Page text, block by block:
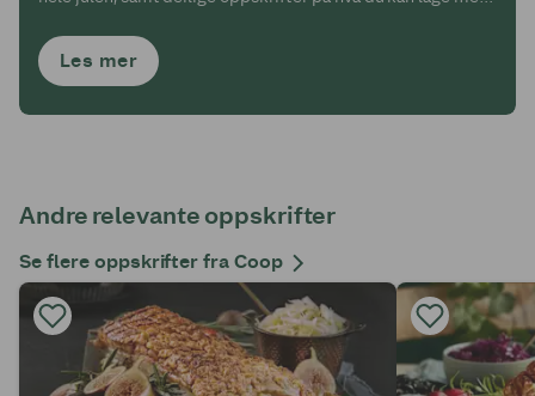
Les mer
Andre relevante oppskrifter
Se flere oppskrifter fra Coop